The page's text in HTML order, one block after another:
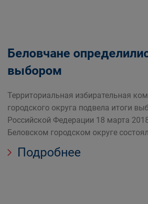
Беловчане
выбором
Территориальная избирательная
городского округа подвела итоги
Российской Федерации 18 марта
Беловском городском округе
Подробнее